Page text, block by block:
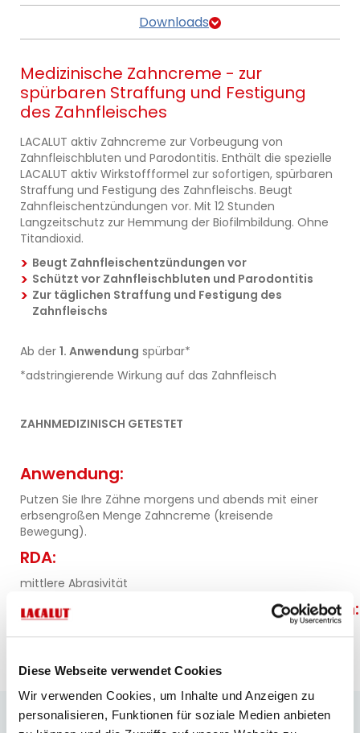
Diese Webseite verwendet Cookies
Wir verwenden Cookies, um Inhalte und Anzeigen zu
personalisieren, Funktionen für soziale Medien anbieten
Downloads
Medizinische Zahncreme - zur
spürbaren Straffung und Festigung
des Zahnfleisches
LACALUT aktiv Zahncreme zur Vorbeugung von
Zahnfleischbluten und Parodontitis. Enthält die spezielle
LACALUT aktiv Wirkstoffformel zur sofortigen, spürbaren
Straffung und Festigung des Zahnfleischs. Beugt
Zahnfleisch­entzündungen vor. Mit 12 Stunden
Langzeitschutz zur Hemmung der Biofilmbildung. Ohne
Titandioxid.
Beugt Zahnfleisch­entzündungen vor
Schützt vor Zahnfleischbluten und Parodontitis
Zur täglichen Straffung und Festigung des
Zahnfleischs
Ab der 1. Anwendung spürbar*
*adstringierende Wirkung auf das Zahnfleisch
ZAHNMEDIZINISCH GETESTET
Anwendung:
Putzen Sie Ihre Zähne morgens und abends mit einer
erbsengroßen Menge Zahncreme (kreisende
Bewegung).
RDA:
mittlere Abrasivität
Warnhinweise/Sicherheitsinformationen:
Für Erwachsene und Jugendliche ab 12 Jahren.
Produktangaben